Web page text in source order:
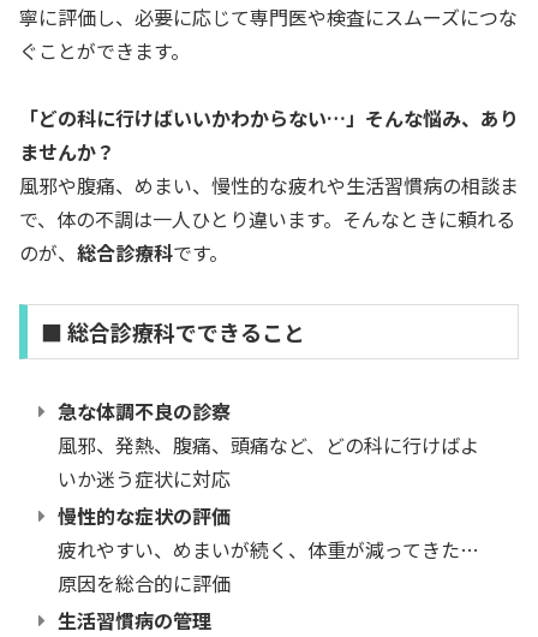
寧に評価し、必要に応じて専門医や検査にスムーズにつな
ぐことができます。
「どの科に行けばいいかわからない…」そんな悩み、あり
ませんか？
風邪や腹痛、めまい、慢性的な疲れや生活習慣病の相談ま
で、体の不調は一人ひとり違います。そんなときに頼れる
のが、 総合診療科です。
■ 総合診療科でできること
急な体調不良の診察
風邪、発熱、腹痛、頭痛など、どの科に行けばよ
いか迷う症状に対応
慢性的な症状の評価
疲れやすい、めまいが続く、体重が減ってきた…
原因を総合的に評価
生活習慣病の管理